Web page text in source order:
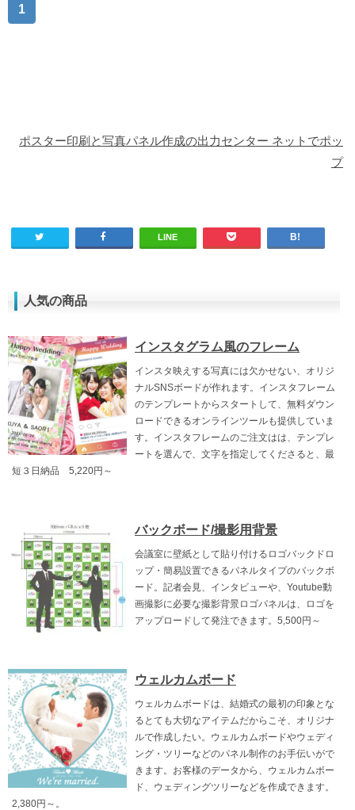
1
ポスター印刷と写真パネル作成の出力センター ネットでポッ
プ
LINE
人気の商品
インスタグラム風のフレーム
インスタ映えする写真には欠かせない、オリジ
ナルSNSボードが作れます。インスタフレーム
のテンプレートからスタートして、無料ダウン
ロードできるオンラインツールも提供していま
す。インスタフレームのご注文はは、テンプレ
ートを選んで、文字を指定してくださると、最
短３日納品 5,220円～
バックボード/撮影用背景
会議室に壁紙として貼り付けるロゴバックドロ
ップ・簡易設置できるパネルタイプのバックボ
ード。記者会見、インタビューや、Youtube動
画撮影に必要な撮影背景ロゴパネルは、ロゴを
アップロードして発注できます。5,500円～
ウェルカムボード
ウェルカムボードは、結婚式の最初の印象とな
るとても大切なアイテムだからこそ、オリジナ
ルで作成したい。ウェルカムボードやウェディ
ング・ツリーなどのパネル制作のお手伝いがで
きます。お客様のデータから、ウェルカムボー
ド、ウェディングツリーなどを作成できます。
2,380円～。